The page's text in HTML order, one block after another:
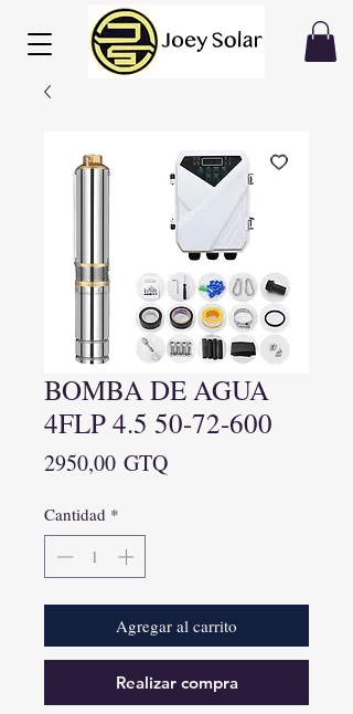
BOMBA DE AGUA
4FLP 4.5 50-72-600
2950,00 GTQPrecio
Cantidad *
Agregar al carrito
Realizar compra